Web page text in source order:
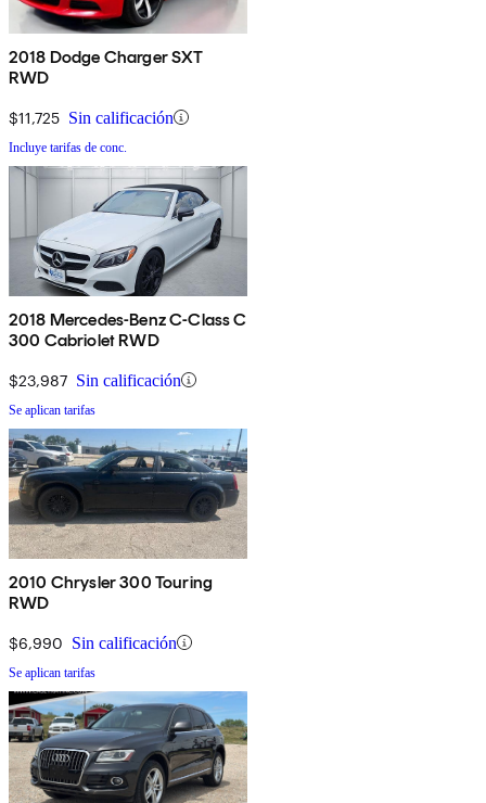
2018 Dodge Charger SXT
RWD
$11,725 Sin calificación
Incluye tarifas de conc.
2018 Mercedes-Benz C-Class C
300 Cabriolet RWD
$23,987 Sin calificación
Se aplican tarifas
2010 Chrysler 300 Touring
RWD
$6,990 Sin calificación
Se aplican tarifas